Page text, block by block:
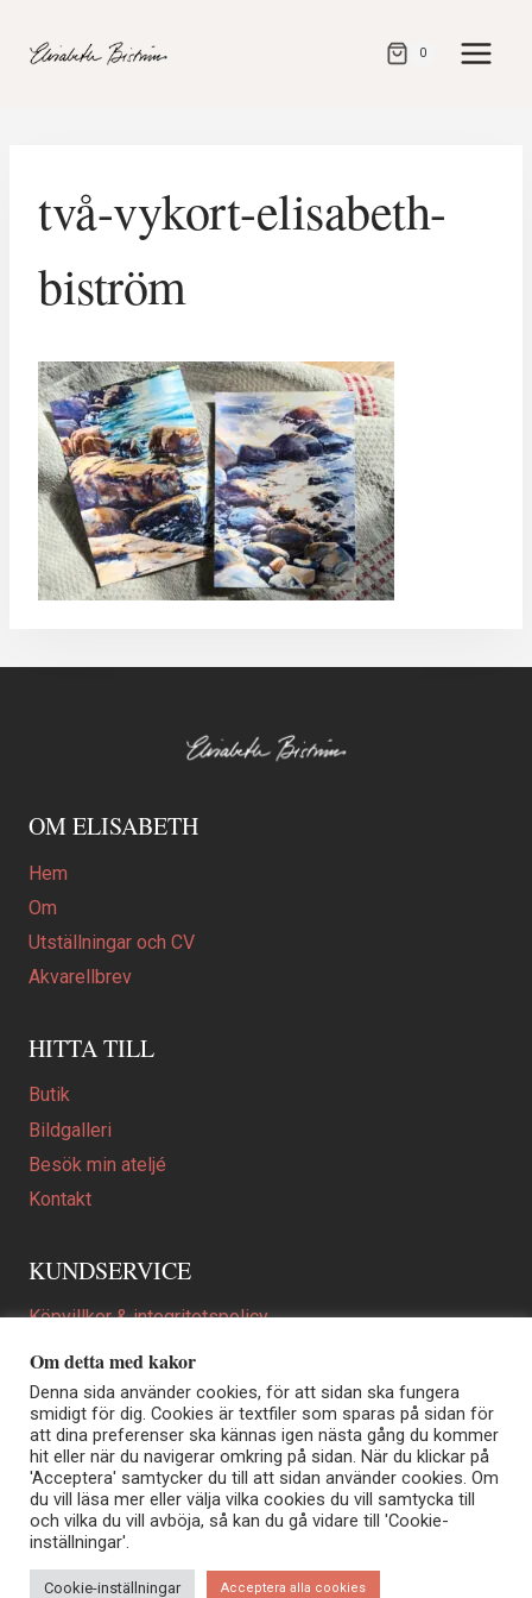
direkt
0
två-vykort-elisabeth-
biström
OM ELISABETH
Hem
Om
Utställningar och CV
Akvarellbrev
HITTA TILL
Butik
Bildgalleri
Besök min ateljé
Kontakt
KUNDSERVICE
Köpvillkor & integritetspolicy
Att beställa ett personligt utformat konstverk
En personligare gåva
FAQ
Elisabeth Biström | Akvarellkonstnär | Norrtälje
Sjöängstorpet AB, org.nr 556373-5447
© Elisabeth Biström 2026
Om detta med kakor
Denna sida använder cookies, för att sidan ska fungera
smidigt för dig. Cookies är textfiler som sparas på sidan för
att dina preferenser ska kännas igen nästa gång du kommer
hit eller när du navigerar omkring på sidan. När du klickar på
'Acceptera' samtycker du till att sidan använder cookies. Om
du vill läsa mer eller välja vilka cookies du vill samtycka till
och vilka du vill avböja, så kan du gå vidare till 'Cookie-
inställningar'.
Cookie-inställningar Acceptera alla cookies